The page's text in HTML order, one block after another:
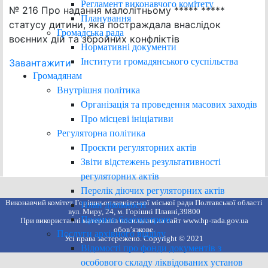
Регламент виконавчого комітету
Планування
Громадська рада
Нормативні документи
Інститути громадянського суспільства
Громадянам
Внутрішня політика
Організація та проведення масових заходів
Про місцеві ініціативи
Регуляторна політика
Проєкти регуляторних актів
Звіти відстежень результативності
регуляторних актів
Перелік діючих регуляторних актів
План діяльності
Правила благоустрою
Послуги архівного відділу
Відомості про фонди документів з
особового складу ліквідованих установ
№ 216 Про надання малолітньому ***** *****
статусу дитини, яка постраждала внаслідок
воєнних дій та збройних конфліктів
Завантажити
Виконавчий комітет Горішньоплавнівської міської ради Полтавської області
вул. Миру, 24, м. Горішні Плавні,39800
При використанні матеріалів посилання на сайт www.hp-rada.gov.ua
обов’язкове.
Усі права застережено. Copyright © 2021